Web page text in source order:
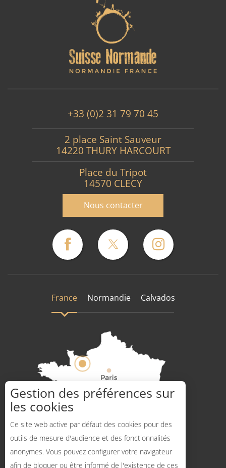
+33 (0)2 31 79 70 45
2 place Saint Sauveur
14220 THURY HARCOURT
Place du Tripot
14570 CLECY
Nous contacter
France Normandie Calvados
Gestion des préférences sur
les cookies
Ce site web active par défaut des cookies pour des
outils de mesure d'audience et des fonctionnalités
anonymes. Vous pouvez configurer votre navigateur
afin de bloquer ou être informé de l'existence de ces